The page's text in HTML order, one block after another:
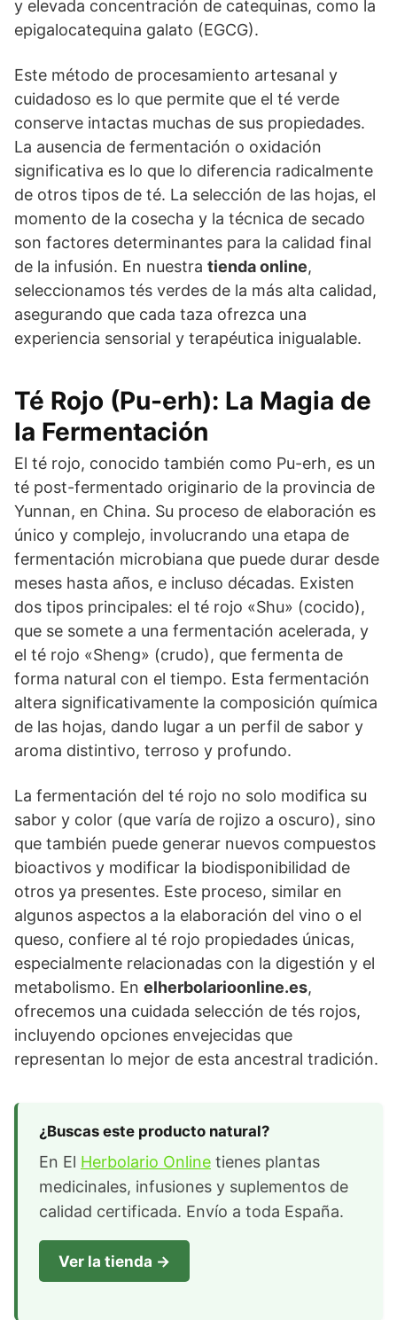
y elevada concentración de catequinas, como la
epigalocatequina galato (EGCG).
Este método de procesamiento artesanal y
cuidadoso es lo que permite que el té verde
conserve intactas muchas de sus propiedades.
La ausencia de fermentación o oxidación
significativa es lo que lo diferencia radicalmente
de otros tipos de té. La selección de las hojas, el
momento de la cosecha y la técnica de secado
son factores determinantes para la calidad final
de la infusión. En nuestra tienda online,
seleccionamos tés verdes de la más alta calidad,
asegurando que cada taza ofrezca una
experiencia sensorial y terapéutica inigualable.
Té Rojo (Pu-erh): La Magia de
la Fermentación
El té rojo, conocido también como Pu-erh, es un
té post-fermentado originario de la provincia de
Yunnan, en China. Su proceso de elaboración es
único y complejo, involucrando una etapa de
fermentación microbiana que puede durar desde
meses hasta años, e incluso décadas. Existen
dos tipos principales: el té rojo «Shu» (cocido),
que se somete a una fermentación acelerada, y
el té rojo «Sheng» (crudo), que fermenta de
forma natural con el tiempo. Esta fermentación
altera significativamente la composición química
de las hojas, dando lugar a un perfil de sabor y
aroma distintivo, terroso y profundo.
La fermentación del té rojo no solo modifica su
sabor y color (que varía de rojizo a oscuro), sino
que también puede generar nuevos compuestos
bioactivos y modificar la biodisponibilidad de
otros ya presentes. Este proceso, similar en
algunos aspectos a la elaboración del vino o el
queso, confiere al té rojo propiedades únicas,
especialmente relacionadas con la digestión y el
metabolismo. En elherbolarioonline.es,
ofrecemos una cuidada selección de tés rojos,
incluyendo opciones envejecidas que
representan lo mejor de esta ancestral tradición.
¿Buscas este producto natural?
En El Herbolario Online tienes plantas
medicinales, infusiones y suplementos de
calidad certificada. Envío a toda España.
Ver la tienda →